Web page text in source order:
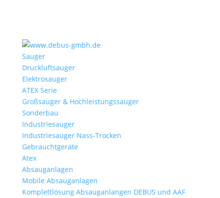
Sauger
Druckluftsauger
Elektrosauger
ATEX Serie
Großsauger & Hochleistungssauger
Sonderbau
Industriesauger
Industriesauger Nass-Trocken
Gebrauchtgeräte
Atex
Absauganlagen
Mobile Absauganlagen
Komplettlösung Absauganlangen DEBUS und AAF